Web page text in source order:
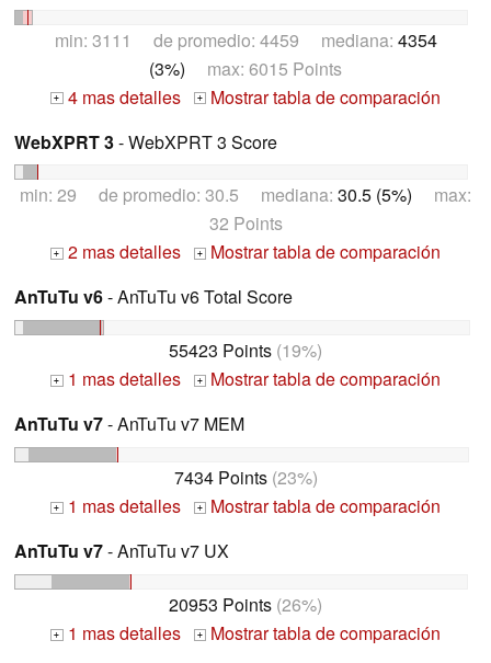
min: 3111 de promedio: 4459 mediana: 4354
(3%) max: 6015 Points
+ 4 mas detalles +
Mostrar tabla de comparación
WebXPRT 3- WebXPRT 3 Score
min: 29 de promedio: 30.5 mediana: 30.5 (5%) max:
32 Points
+ 2 mas detalles +
Mostrar tabla de comparación
AnTuTu v6- AnTuTu v6 Total Score
55423 Points (19%)
+ 1 mas detalles +
Mostrar tabla de comparación
AnTuTu v7- AnTuTu v7 MEM
7434 Points(23%)
+ 1 mas detalles +
Mostrar tabla de comparación
AnTuTu v7- AnTuTu v7 UX
20953 Points (26%)
+ 1 mas detalles +
Mostrar tabla de comparación